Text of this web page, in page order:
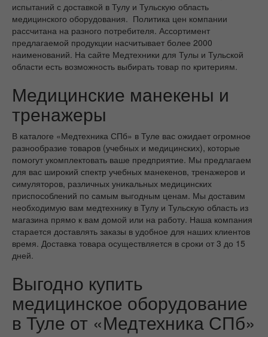
испытаний с доставкой в Тулу и Тульскую область
медицинского оборудования. Политика цен компании
рассчитана на разного потребителя. Ассортимент
предлагаемой продукции насчитывает более 2000
наименований. На сайте Медтехники для Тулы и Тульской
области есть возможность выбирать товар по критериям.
Медицинские манекены и
тренажеры
В каталоге «Медтехника СПб» в Туле вас ожидает огромное
разнообразие товаров (учебных и медицинских), которые
помогут укомплектовать ваше предприятие. Мы предлагаем
для вас широкий спектр учебных манекенов, тренажеров и
симуляторов, различных уникальных медицинских
приспособлений по самым выгодным ценам. Мы доставим
необходимую вам медтехнику в Тулу и Тульскую область из
магазина прямо к вам домой или на работу. Наша компания
старается доставлять заказы в удобное для наших клиентов
время. Доставка товара осуществляется в сроки от 3 до 15
дней.
Выгодно купить
медицинское оборудование
в Туле от «Медтехника СПб»